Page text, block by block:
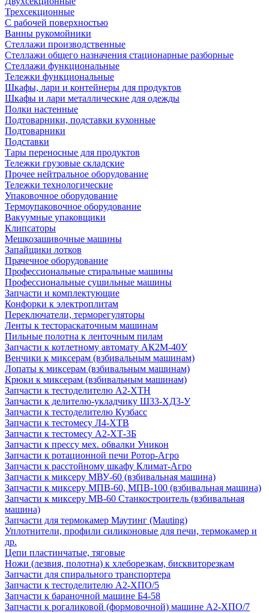
Трехсекционные
С рабочей поверхностью
Ванны рукомойники
Стеллажи производственные
Стеллажи общего назначения стационарные разборные
Стеллажи функциональные
Тележки функциональные
Шкафы, лари и контейнеры для продуктов
Шкафы и лари металлические для одежды
Полки настенные
Подтоварники, подставки кухонные
Подтоварники
Подставки
Тары переносные для продуктов
Тележки грузовые складские
Прочее нейтральное оборудование
Тележки технологические
Упаковочное оборудование
Термоупаковочное оборудование
Вакуумные упаковщики
Клипсаторы
Мешкозашивочные машины
Запайщики лотков
Прачечное оборудование
Профессиональные стиральные машины
Профессиональные сушильные машины
Запчасти и комплектующие
Конфорки к электроплитам
Переключатели, терморегуляторы
Ленты к тестораскаточным машинам
Пильные полотна к ленточным пилам
Запчасти к котлетному автомату АК2М-40У
Венчики к миксерам (взбивальным машинам)
Лопаты к миксерам (взбивальным машинам)
Крюки к миксерам (взбивальным машинам)
Запчасти к тестоделителю А2-ХТН
Запчасти к делителю-укладчику Ш33-ХД3-У
Запчасти к тестоделителю Кузбасс
Запчасти к тестомесу Л4-ХТВ
Запчасти к тестомесу А2-ХТ-3Б
Запчасти к прессу мех. обвалки Уникон
Запчасти к ротационной печи Ротор-Агро
Запчасти к расстойному шкафу Климат-Агро
Запчасти к миксеру МВУ-60 (взбивальная машина)
Запчасти к миксеру МПВ-60, МПВ-100 (взбивальная машина)
Запчасти к миксеру МВ-60 Станкостроитель (взбивальная
машина)
Запчасти для термокамер Маутинг (Mauting)
Уплотнители, профили силиконовые для печи, термокамер и
др.
Цепи пластинчатые, тяговые
Ножи (лезвия, полотна) к хлеборезкам, бисквиторезкам
Запчасти для спирального транспортера
Запчасти к тестоделителю А2-ХПО/5
Запчасти к бараночной машине Б4-58
Запчасти к рогаликовой (формовочной) машине А2-ХПО/7